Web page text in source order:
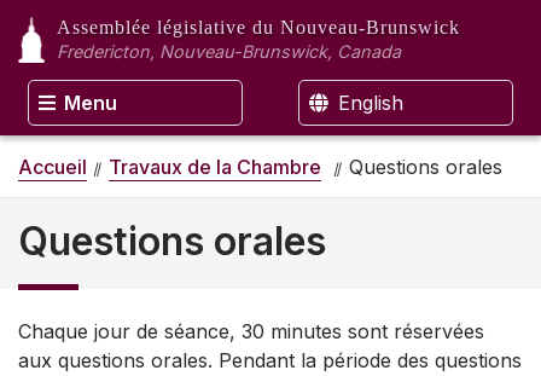
Assemblée législative du Nouveau-Brunswick
Fredericton, Nouveau-Brunswick, Canada
Menu English
Accueil Travaux de la Chambre Questions orales
Questions orales
Chaque jour de séance, 30 minutes sont réservées
aux questions orales. Pendant la période des questions